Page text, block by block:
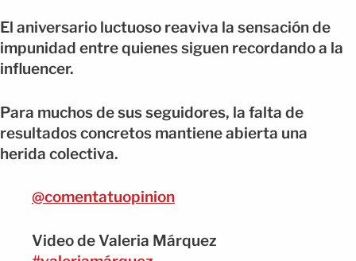
El aniversario luctuoso reaviva la sensación de
impunidad entre quienes siguen recordando a la
influencer.
Para muchos de sus seguidores, la falta de
resultados concretos mantiene abierta una
herida colectiva.
@comentatuopinion
Video de Valeria Márquez